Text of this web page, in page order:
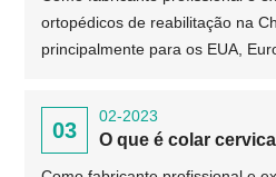
ortopédicos de reabilitação na
principalmente para os EUA,
03
02-2023
O que é colar